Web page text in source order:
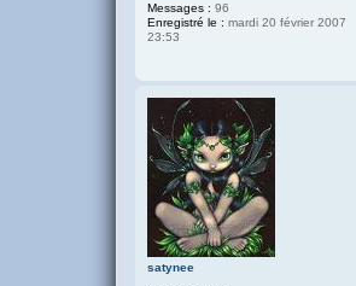
Messages : 96
Enregistré le : mardi 20 février 2007
23:53
satynee